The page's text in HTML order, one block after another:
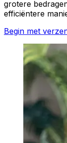
grotere
efficiëntere
Begin met